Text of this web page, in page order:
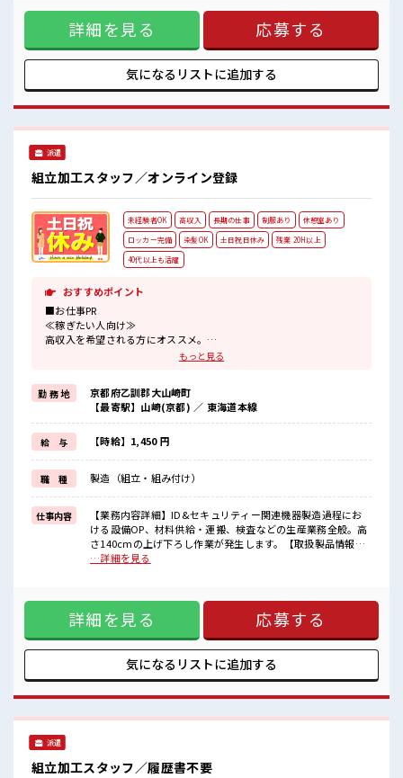
職場にはロッカー完備！
私物の置きすぎには注意が必要ですね★
残業が多めだからしっかり稼ぎたい方にもオススメ！
業多めでがっつり稼ぐ≫ 高収入を希望される方にオススメ。
残業は月20時間以上あります♪ ≪週休2日制≫ 週末は家族や
友人と一緒にプライベート満喫！ ≪動きやすい制服アリ≫ 制
服があるので、 毎日の服装の悩み解消♪ ≪初めての仕事だけ
ど自分にもできそう≫ 新しいことにチャレンジするのは不安
だけど、 しっかり働く環境が整っています！ イチからスキル
ご提案≫ 一人で悩まず気軽に相談できる、 派遣のお仕事で
す！ ■職場の雰囲気 休憩室で楽しくランチ♪ 時間があれば昼
にもオススメ！
詳細を見る 応募する
気になるリストに追加する
派遣
組立加工スタッフ／オンライン登録
未経験者OK 高収入 長期の仕事 制服あり
休憩室あり
ロッカー完備
染髪OK 土日祝日休み
残業 20H以上
40代以上も活躍
おすすめポイント
■お仕事PR
≪稼ぎたい人向け≫
高収入を希望される方にオススメ。
残業は月20時間以上あります♪
週末は家族や友人と一緒にプライベート満喫！
≪髪型自由≫
基本的に髪色自由で明るすぎたり奇抜でなければOKです！
(規定有)≪機能的な制服アリ≫
制服があるので、
毎日の服装の悩み解消♪
≪初めての仕事だけど自分にもできそう≫
新しいことにチャレンジするのは不安だけど、
しっかり働く環境が整っています！
イチからスキルUP・ステップUP目指していきましょう！
■職場の雰囲気
髪型にこだわりのあるアナタは必見！
職場にはロッカー完備！
私物の置きすぎには注意が必要ですね★
もっと見る
勤 務 地
京都府乙訓郡大山崎町
【最寄駅】山崎(京都) ／ 東海道本線
給 与 【時給】1,450 円
職 種 製造（組立・組み付け）
仕事内容
【業務内容詳細】ID&セキュリティー関連機器製造過程にお
ける設備OP、材料供給・運搬、検査などの生産業務全般。高
さ140cmの上げ下ろし作業が発生します。【取扱製品情報】
ID&セキュリティー関連機器 ■お仕事PR ≪稼ぎたい人向け≫
ト満喫！ ≪髪型自由≫ 基本的に髪色自由で明るすぎたり奇抜
でなければOKです！ (規定有)≪機能的な制服アリ≫ 制服があ
るので、 毎日の服装の悩み解消♪ ≪初めての仕事だけど自分
にもできそう≫ 新しいことにチャレンジするのは不安だけ
ど、 しっかり働く環境が整っています！ イチからスキルUP・
ステップUP目指していきましょう！ ■職場の雰囲気 髪型にこ
っくりできるスペース完備！ 職場にはロッカー完備！ 私物の
置きすぎには注意が必要ですね★
…詳細を見る
詳細を見る 応募する
気になるリストに追加する
派遣
組立加工スタッフ／履歴書不要